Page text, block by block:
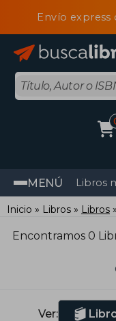
Envío express
MENÚ Libros
Inicio Libros Libros
Encontramos 0
Ver: